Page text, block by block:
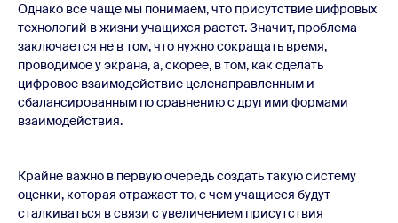
Однако все чаще мы понимаем, что присутствие цифровых
технологий в жизни учащихся растет. Значит, проблема
заключается не в том, что нужно сокращать время,
проводимое у экрана, а, скорее, в том, как сделать
цифровое взаимодействие целенаправленным и
сбалансированным по сравнению с другими формами
взаимодействия.
Крайне важно в первую очередь создать такую систему
оценки, которая отражает то, с чем учащиеся будут
сталкиваться в связи с увеличением присутствия